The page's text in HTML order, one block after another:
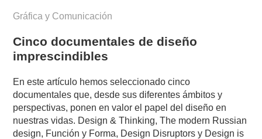
Gráfica y Comunicación
Cinco documentales de diseño
imprescindibles
En este artículo hemos seleccionado cinco
documentales que, desde sus diferentes ámbitos y
perspectivas, ponen en valor el papel del diseño en
nuestras vidas. Design & Thinking, The modern Russian
design, Función y Forma, Design Disruptors y Design is